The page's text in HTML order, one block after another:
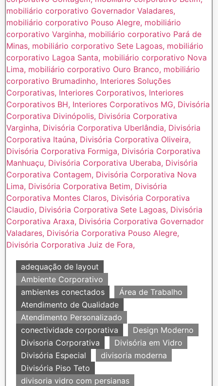
adequação de layout
Ambiente Corporativo
ambientes conectados
Área de Trabalho
Atendimento de Qualidade
Atendimento Personalizado
conectividade corporativa
Design Moderno
Divisoria Corporativa
Divisória em Vidro
Divisória Especial
divisoria moderna
Divisória Piso Teto
divisoria vidro com persianas